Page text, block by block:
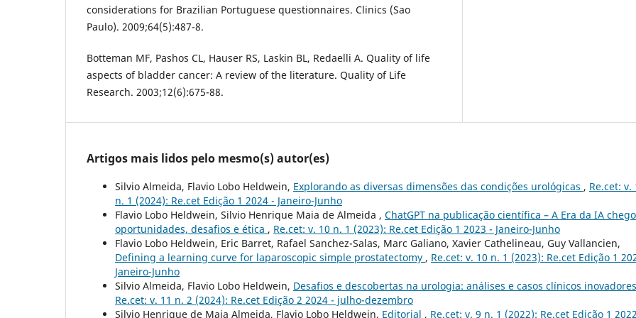
considerations for Brazilian Portuguese questionnaires. Clinics (Sao
Paulo). 2009;64(5):487-8.
Botteman MF, Pashos CL, Hauser RS, Laskin BL, Redaelli A. Quality of life
aspects of bladder cancer: A review of the literature. Quality of Life
Research. 2003;12(6):675-88.
Artigos mais lidos pelo mesmo(s) autor(es)
Silvio Almeida, Flavio Lobo Heldwein, Explorando as diversas dimensões das condições urológicas , Re.cet: v.
n. 1 (2024): Re.cet Edição 1 2024 - Janeiro-Junho
Flavio Lobo Heldwein, Silvio Henrique Maia de Almeida , ChatGPT na publicação científica – A Era da IA
oportunidades, desafios e ética , Re.cet: v. 10 n. 1 (2023): Re.cet Edição 1 2023 - Janeiro-Junho
Flavio Lobo Heldwein, Eric Barret, Rafael Sanchez-Salas, Marc Galiano, Xavier Cathelineau, Guy Vallancien,
Defining a learning curve for laparoscopic simple prostatectomy , Re.cet: v. 10 n. 1 (2023): Re.cet Edição 1
Janeiro-Junho
Silvio Almeida, Flavio Lobo Heldwein, Desafios e descobertas na urologia: análises e casos clínicos inovadores
Re.cet: v. 11 n. 2 (2024): Re.cet Edição 2 2024 - julho-dezembro
Silvio Henrique de Maia Almeida, Flavio Lobo Heldwein, Editorial , Re.cet: v. 9 n. 1 (2022): Re.cet Edição 1 2022